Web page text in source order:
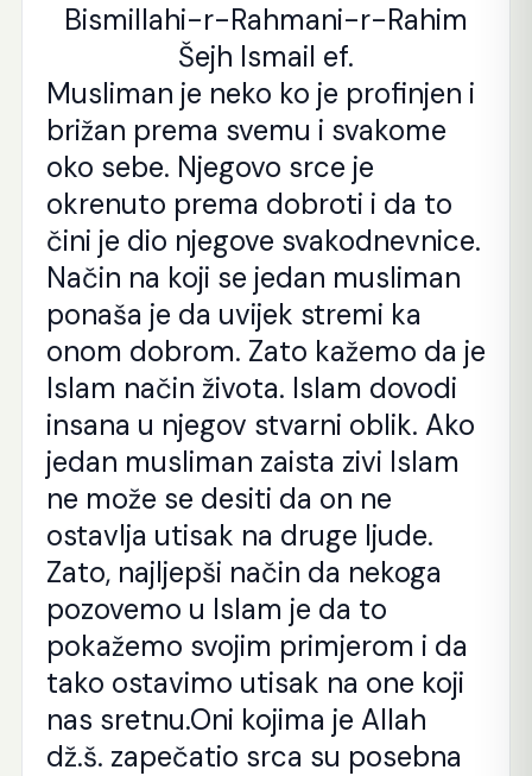
Bismillahi-r-Rahmani-r-Rahim
Šejh Ismail ef.
Musliman je neko ko je profinjen i
brižan prema svemu i svakome
oko sebe. Njegovo srce je
okrenuto prema dobroti i da to
čini je dio njegove svakodnevnice.
Način na koji se jedan musliman
ponaša je da uvijek stremi ka
onom dobrom. Zato kažemo da je
Islam način života. Islam dovodi
insana u njegov stvarni oblik. Ako
jedan musliman zaista zivi Islam
ne može se desiti da on ne
ostavlja utisak na druge ljude.
Zato, najljepši način da nekoga
pozovemo u Islam je da to
pokažemo svojim primjerom i da
tako ostavimo utisak na one koji
nas sretnu.Oni kojima je Allah
dž.š. zapečatio srca su posebna